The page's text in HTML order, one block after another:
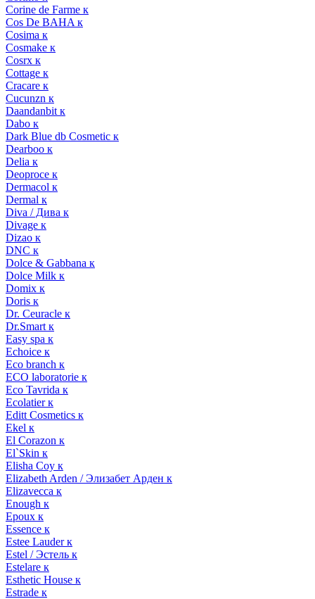
Corine de Farme к
Cos De BAHA к
Cosima к
Cosmake к
Cosrx к
Cottage к
Cracare к
Cucunzn к
Daandanbit к
Dabo к
Dark Blue db Cosmetic к
Dearboo к
Delia к
Deoproce к
Dermacol к
Dermal к
Diva / Дива к
Divage к
Dizao к
DNC к
Dolce & Gabbana к
Dolce Milk к
Domix к
Doris к
Dr. Ceuracle к
Dr.Smart к
Easy spa к
Echoice к
Eco branch к
ECO laboratorie к
Eco Tavrida к
Ecolatier к
Editt Cosmetics к
Ekel к
El Corazon к
El`Skin к
Elisha Coy к
Elizabeth Arden / Элизабет Арден к
Elizavecca к
Enough к
Epoux к
Essence к
Estee Lauder к
Estel / Эстель к
Estelare к
Esthetic House к
Estrade к